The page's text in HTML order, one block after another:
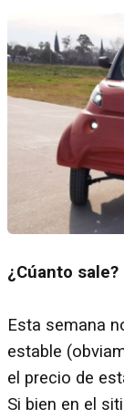
¿Cúanto sale?
Esta semana
estable
el precio de
Si bien en el